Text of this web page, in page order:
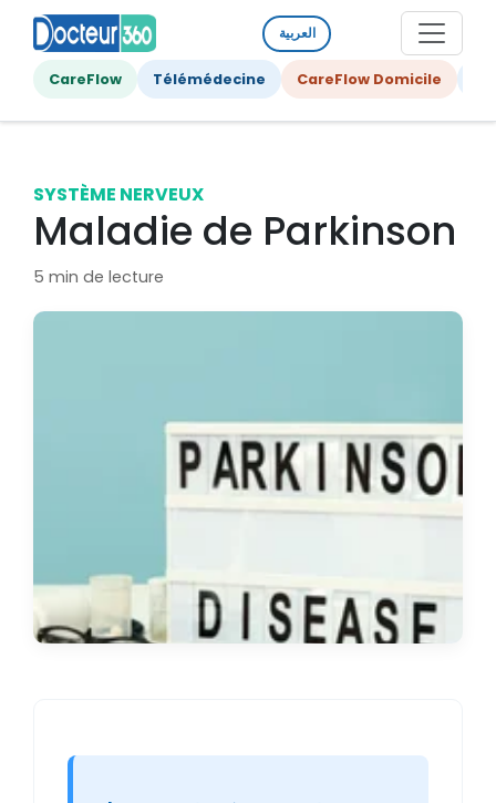
العربية
CareFlow Télémédecine CareFlow Domicile
SYSTÈME NERVEUX
Maladie de Parkinson
5 min de lecture